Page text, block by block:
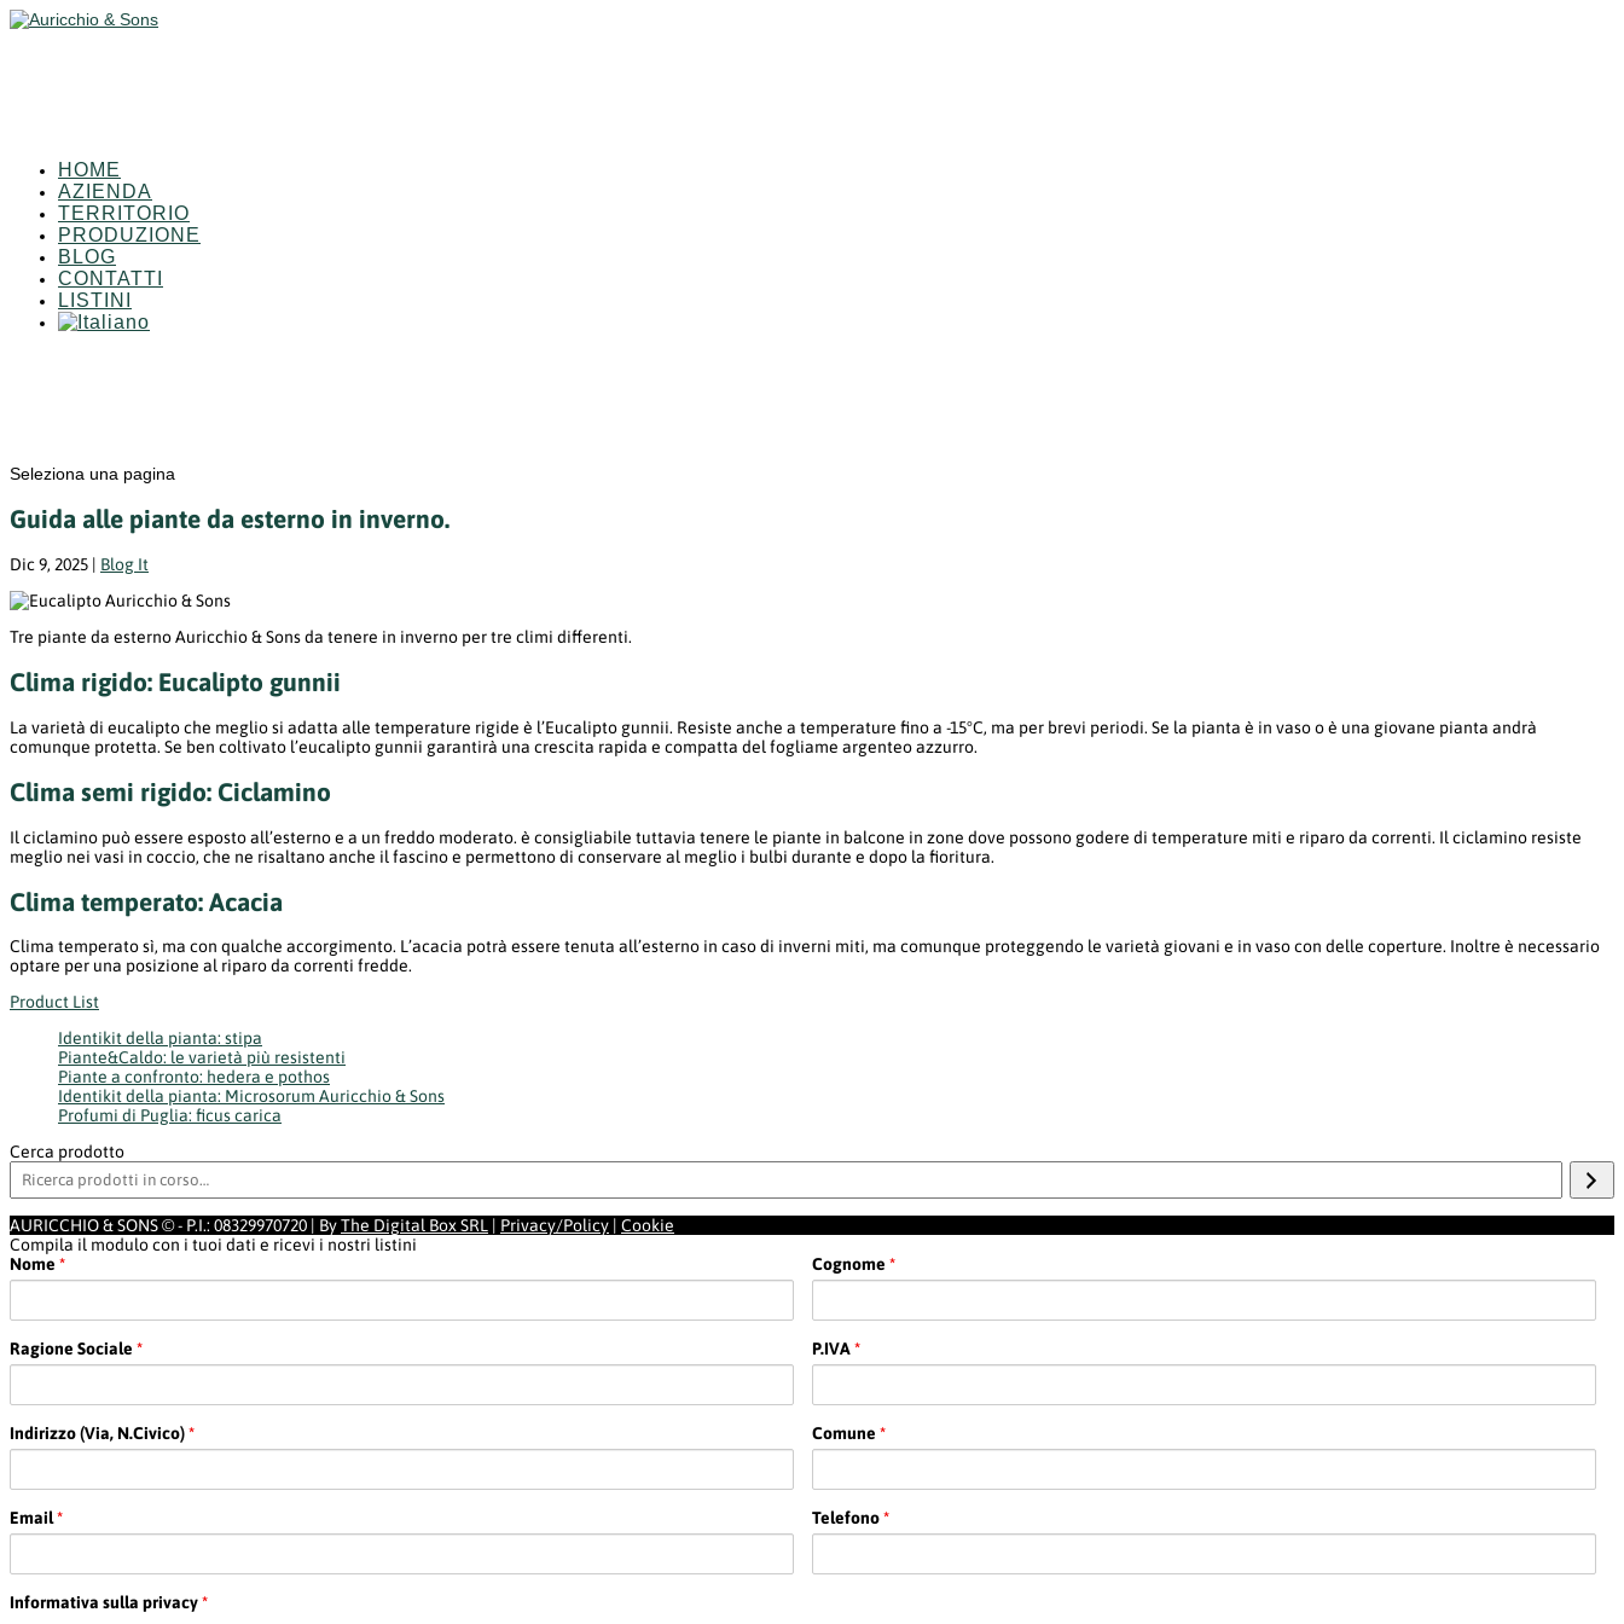
HOME
AZIENDA
TERRITORIO
PRODUZIONE
BLOG
CONTATTI
LISTINI
Seleziona una pagina
Guida alle piante da esterno in inverno.
Dic 9, 2025 | Blog It
Tre piante da esterno Auricchio & Sons da tenere in inverno per tre climi differenti.
Clima rigido: Eucalipto gunnii
La varietà di eucalipto che meglio si adatta alle temperature rigide è l’Eucalipto gunnii. Resiste anche a temperature fino a -15°C, ma per brevi periodi. Se la pianta è in vaso o è una giovane pianta andrà
comunque protetta. Se ben coltivato l’eucalipto gunnii garantirà una crescita rapida e compatta del fogliame argenteo azzurro.
Clima semi rigido: Ciclamino
Il ciclamino può essere esposto all’esterno e a un freddo moderato. è consigliabile tuttavia tenere le piante in balcone in zone dove possono godere di temperature miti e riparo da correnti. Il ciclamino resiste
meglio nei vasi in coccio, che ne risaltano anche il fascino e permettono di conservare al meglio i bulbi durante e dopo la fioritura.
Clima temperato: Acacia
Clima temperato sì, ma con qualche accorgimento. L’acacia potrà essere tenuta all’esterno in caso di inverni miti, ma comunque proteggendo le varietà giovani e in vaso con delle coperture. Inoltre è necessario
optare per una posizione al riparo da correnti fredde.
Product List
Identikit della pianta: stipa
Piante&Caldo: le varietà più resistenti
Piante a confronto: hedera e pothos
Identikit della pianta: Microsorum Auricchio & Sons
Profumi di Puglia: ficus carica
Cerca prodotto
AURICCHIO & SONS © - P.I.: 08329970720 | ByThe Digital Box SRL | Privacy/Policy | Cookie
Compila il modulo con i tuoi dati e ricevi i nostri listini
Nome *
Ragione Sociale *
Indirizzo (Via, N.Civico)*
Cognome *
P.IVA*
Comune *
Email* Telefono*
Informativa sulla privacy*